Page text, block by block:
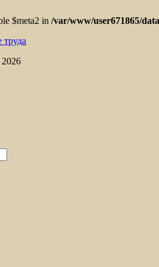
$meta2 in /var/www/user671865/
труда
2026